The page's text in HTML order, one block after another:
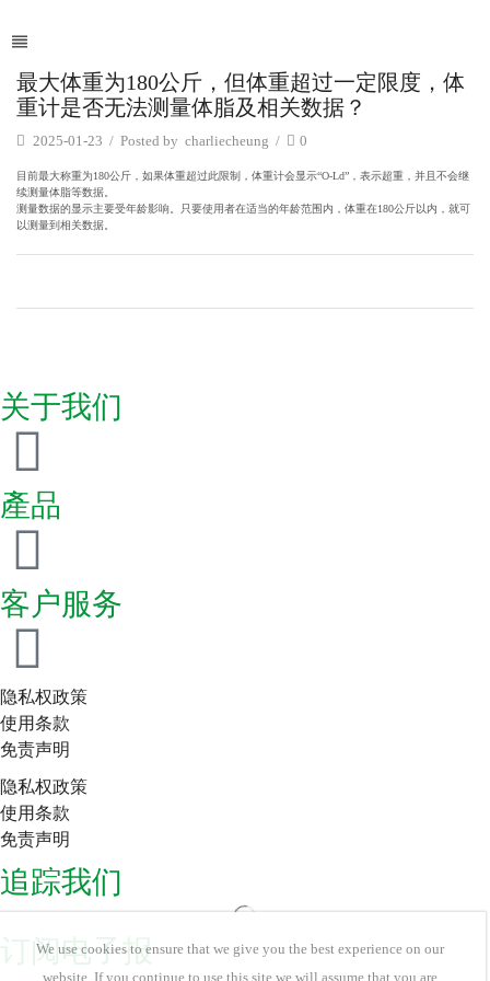
最大体重为180公斤，但体重超过一定限度，体
重计是否无法测量体脂及相关数据？
2025-01-23 / Posted by charliecheung / 0
目前最大称重为180公斤，如果体重超过此限制，体重计会显示“O-Ld”，表示超重，并且不会继
续测量体脂等数据。
测量数据的显示主要受年龄影响。只要使用者在适当的年龄范围内，体重在180公斤以内，就可
以测量到相关数据。
关于我们
產品
客户服务
隐私权政策
使用条款
免责声明
隐私权政策
使用条款
免责声明
追踪我们
订阅电子报
We use cookies to ensure that we give you the best experience on our
website. If you continue to use this site we will assume that you are